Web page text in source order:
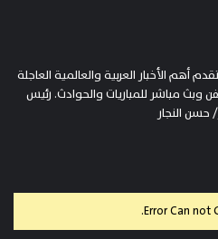
أهم الأخبار العربية والعالمية العاجلة
وبث مباشر للمباريات والحوادث. رئيس
حسن النجار
Error Can not